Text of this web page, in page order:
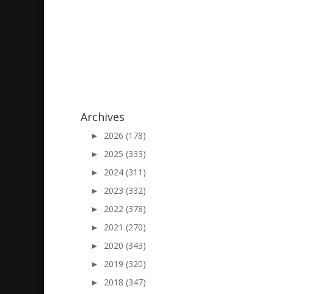
Archives
►
2026 (178)
►
2025 (333)
►
2024 (311)
►
2023 (332)
►
2022 (378)
►
2021 (270)
►
2020 (343)
►
2019 (320)
►
2018 (347)